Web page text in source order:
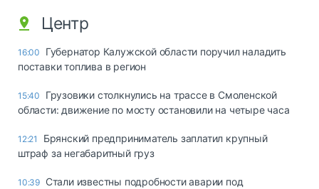
Центр
16:00
Губернатор Калужской области поручил наладить
поставки топлива в регион
15:40
Грузовики столкнулись на трассе в Смоленской
области: движение по мосту остановили на четыре часа
12:21
Брянский предприниматель заплатил крупный
штраф за негабаритный груз
10:39 Стали известны подробности аварии под